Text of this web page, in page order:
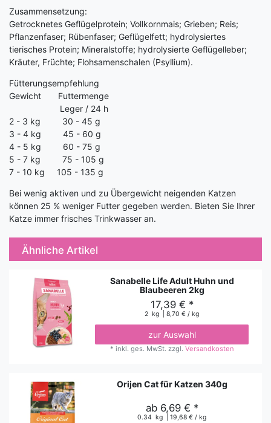
Zusammensetzung:
Getrocknetes Geflügelprotein; Vollkornmais; Grieben; Reis;
Pflanzenfaser; Rübenfaser; Geflügelfett; hydrolysiertes
tierisches Protein; Mineralstoffe; hydrolysierte Geflügelleber;
Kräuter, Früchte; Flohsamenschalen (Psyllium).
Fütterungsempfehlung
Gewicht Futtermenge
Leger / 24 h
2 - 3 kg 30 - 45 g
3 - 4 kg 45 - 60 g
4 - 5 kg 60 - 75 g
5 - 7 kg 75 - 105 g
7 - 10 kg 105 - 135 g
Bei wenig aktiven und zu Übergewicht neigenden Katzen
können 25 % weniger Futter gegeben werden. Bieten Sie Ihrer
Katze immer frisches Trinkwasser an.
Ähnliche Artikel
Sanabelle Life Adult Huhn und
Blaubeeren 2kg
17,39 € *
2 kg | 8,70 € / kg
zur Auswahl
* inkl. ges. MwSt. zzgl. Versandkosten
Orijen Cat für Katzen 340g
ab 6,69 € *
0.34 kg | 19,68 € / kg